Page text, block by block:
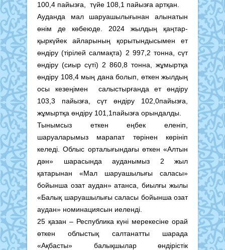
100,4 пайызға, түйе 108,1 пайызға артқан.
Ауданда мал шаруашылығынан алынатын
өнім де көбеюде. 2024 жылдың қаңтар-
қыркүйек айларының қорытындысымен ет
өндіру (тірілей салмақта) 2 997,2 тонна, сүт
өндіру (сиыр сүті) 2 860,8 тонна, жұмыртқа
өндіру 108,4 мың дана болып, өткен жылдың
осы кезеңімен салыстырғанда ет өндіру
103,3 пайызға, сүт өндіру 102,0пайызға,
жұмыртқа өндіру 101,1пайызға орындалды.
Тынымсыз еткен еңбек еленіп,
шаруаларымыз марапат төрінен көрініп
келеді. Облыс орталығындағы өткен «Алтын
дән» шарасында ауданымыз 2 жыл
қатарынан «Мал шаруашылығы саласы»
бойынша озат аудан» атанса, биылғы жылы
«Балық шаруашылығы саласы бойынша озат
аудан» номинациясын иеленді.
25 қазан – Республика күні мерекесіне орай
өткен облыстық салтанатты шарада
«Ақбасты» балықшылар өндірістік